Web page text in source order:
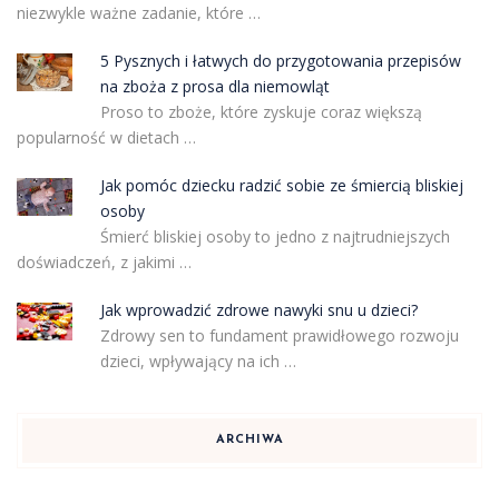
niezwykle ważne zadanie, które …
5 Pysznych i łatwych do przygotowania przepisów
na zboża z prosa dla niemowląt
Proso to zboże, które zyskuje coraz większą
popularność w dietach …
Jak pomóc dziecku radzić sobie ze śmiercią bliskiej
osoby
Śmierć bliskiej osoby to jedno z najtrudniejszych
doświadczeń, z jakimi …
Jak wprowadzić zdrowe nawyki snu u dzieci?
Zdrowy sen to fundament prawidłowego rozwoju
dzieci, wpływający na ich …
ARCHIWA